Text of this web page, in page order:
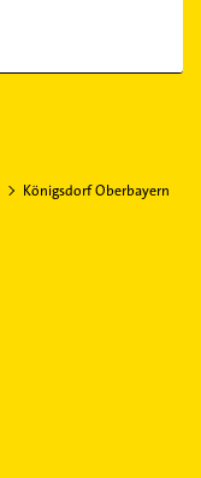
Königsdorf Oberbayern